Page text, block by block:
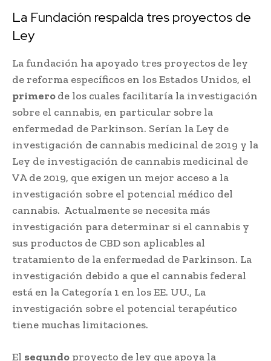
La Fundación respalda tres proyectos de
Ley
La fundación ha apoyado tres proyectos de ley
de reforma específicos en los Estados Unidos, el
primerode los cuales facilitaría la investigación
sobre el cannabis, en particular sobre la
enfermedad de Parkinson. Serían la Ley de
investigación de cannabis medicinal de 2019 y la
Ley de investigación de cannabis medicinal de
VA de 2019, que exigen un mejor acceso a la
investigación sobre el potencial médico del
cannabis. Actualmente se necesita más
investigación para determinar si el cannabis y
sus productos de CBD son aplicables al
tratamiento de la enfermedad de Parkinson. La
investigación debido a que el cannabis federal
está en la Categoría 1 en los EE. UU., La
investigación sobre el potencial terapéutico
tiene muchas limitaciones.
El segundo proyecto de ley que apoya la